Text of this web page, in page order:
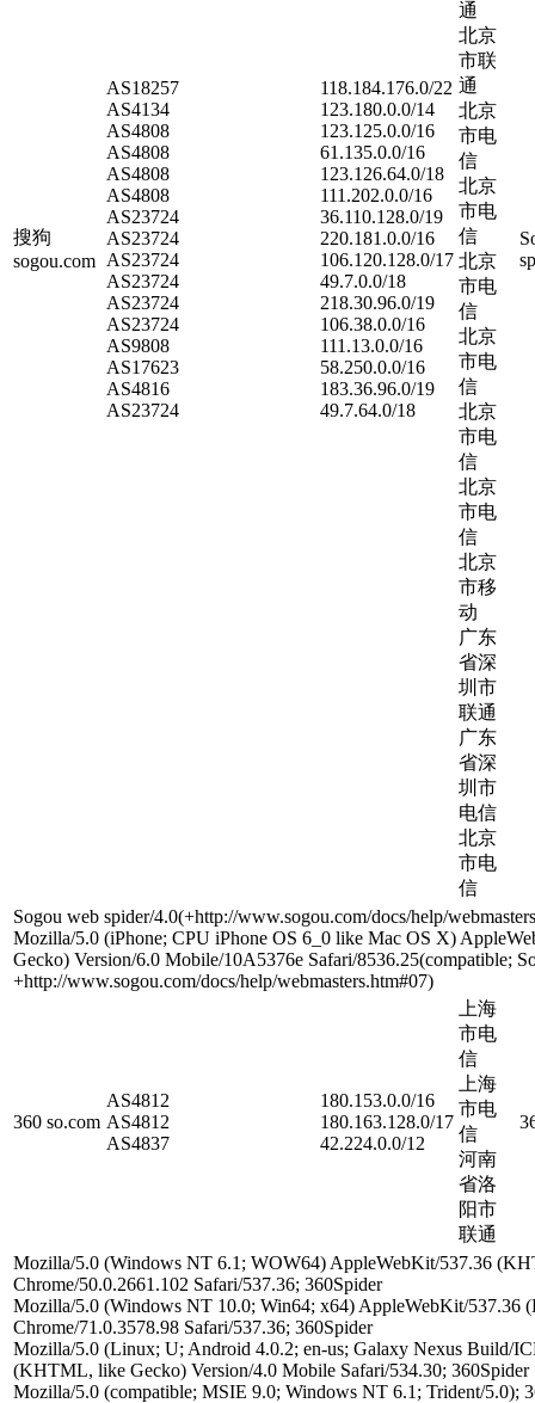
搜狗
sogou.com
AS18257
AS4134
AS4808
AS4808
AS4808
AS4808
AS23724
AS23724
AS23724
AS23724
AS23724
AS23724
AS9808
AS17623
AS4816
AS23724
118.184.176.0/22
123.180.0.0/14
123.125.0.0/16
61.135.0.0/16
123.126.64.0/18
111.202.0.0/16
36.110.128.0/19
220.181.0.0/16
106.120.128.0/17
49.7.0.0/18
218.30.96.0/19
106.38.0.0/16
111.13.0.0/16
58.250.0.0/16
183.36.96.0/19
49.7.64.0/18
通
北京
市联
通
北京
市电
信
北京
市电
信
北京
市电
信
北京
市电
信
北京
市电
信
北京
市电
信
北京
市移
动
广东
省深
圳市
联通
广东
省深
圳市
电信
北京
市电
信
Sogou web spider/4.0(+http://www.sogou.com/docs/help/
Mozilla/5.0 (iPhone; CPU iPhone OS 6_0 like Mac OS X)
Gecko) Version/6.0 Mobile/10A5376e Safari/8536.25(compatible;
+http://www.sogou.com/docs/help/webmasters.htm#07)
360 so.com
AS4812
AS4812
AS4837
180.153.0.0/16
180.163.128.0/17
42.224.0.0/12
上海
市电
信
上海
市电
信
河南
省洛
阳市
联通
Mozilla/5.0 (Windows NT 6.1; WOW64) AppleWebKit/537.36
Chrome/50.0.2661.102 Safari/537.36; 360Spider
Mozilla/5.0 (Windows NT 10.0; Win64; x64) AppleWebKit/537.36
Chrome/71.0.3578.98 Safari/537.36; 360Spider
Mozilla/5.0 (Linux; U; Android 4.0.2; en-us; Galaxy Nexus Build/
(KHTML, like Gecko) Version/4.0 Mobile Safari/534.30; 360Spider
Mozilla/5.0 (compatible; MSIE 9.0; Windows NT 6.1; Trident/5.0);